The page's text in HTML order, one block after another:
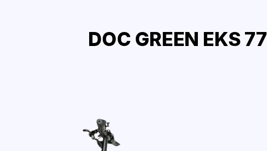
DOC GREEN EKS 77